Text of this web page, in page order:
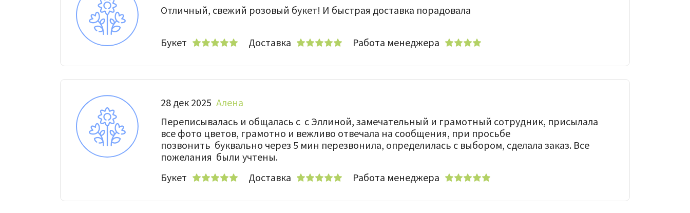
Отличный, свежий розовый букет! И быстрая доставка порадовала
Букет Доставка Работа менеджера
28 дек 2025 Алена
Переписывалась и общалась с с Эллиной, замечательный и грамотный сотрудник, присылала
все фото цветов, грамотно и вежливо отвечала на сообщения, при просьбе
позвонить буквально через 5 мин перезвонила, определилась с выбором, сделала заказ. Все
пожелания были учтены.
Букет
Доставка Работа менеджера